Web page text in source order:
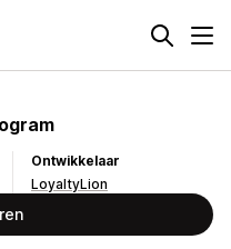
Ontwikkelaar
LoyaltyLion